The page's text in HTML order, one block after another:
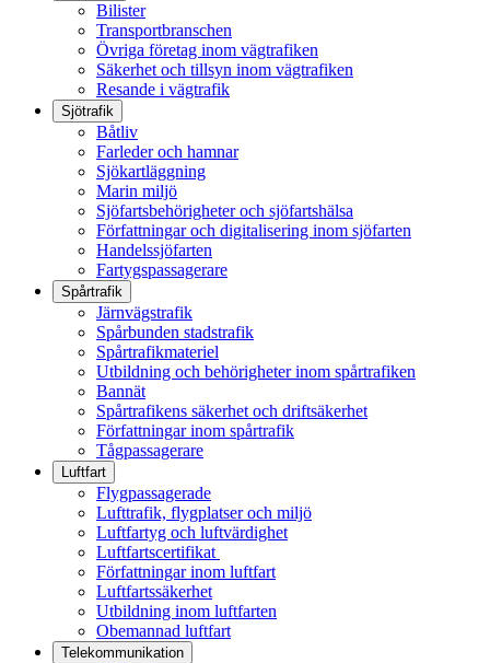
Bilister
Transportbranschen
Övriga företag inom vägtrafiken
Säkerhet och tillsyn inom vägtrafiken
Resande i vägtrafik
Sjötrafik
Båtliv
Farleder och hamnar
Sjökartläggning
Marin miljö
Sjöfartsbehörigheter och sjöfartshälsa
Författningar och digitalisering inom sjöfarten
Handelssjöfarten
Fartygspassagerare
Spårtrafik
Järnvägstrafik
Spårbunden stadstrafik
Spårtrafikmateriel
Utbildning och behörigheter inom spårtrafiken
Bannät
Spårtrafikens säkerhet och driftsäkerhet
Författningar inom spårtrafik
Tågpassagerare
Luftfart
Flygpassagerade
Lufttrafik, flygplatser och miljö
Luftfartyg och luftvärdighet
Luftfartscertifikat
Författningar inom luftfart
Luftfartssäkerhet
Utbildning inom luftfarten
Obemannad luftfart
Telekommunikation